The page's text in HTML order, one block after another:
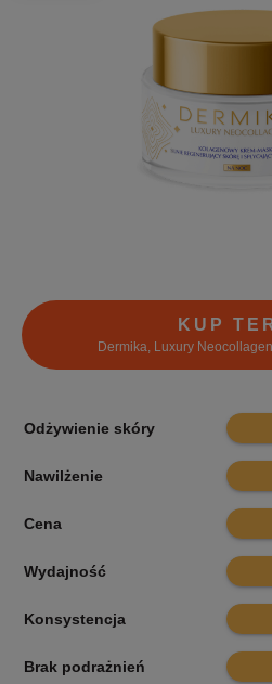
KUP
Dermika, Luxury
Odżywienie skóry 8
Nawilżenie 8.2
Cena 8.2
Wydajność 8.1
Konsystencja 8.2
Brak podrażnień 6.5